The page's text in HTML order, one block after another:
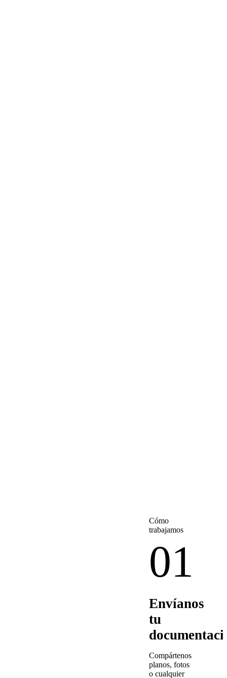
Cómo
trabajamos
01
Envíanos
tu
Compártenos
planos, fotos
o cualquier